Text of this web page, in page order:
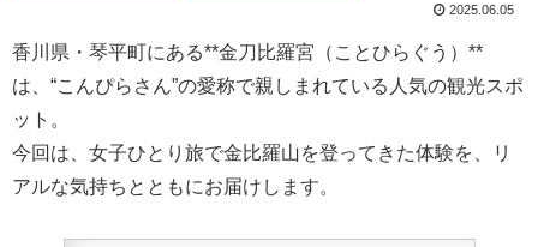
2025.06.05
香川県・琴平町にある**金刀比羅宮（ことひらぐう）**
は、“こんぴらさん”の愛称で親しまれている人気の観光スポ
ット。
今回は、女子ひとり旅で金比羅山を登ってきた体験を、リ
アルな気持ちとともにお届けします。